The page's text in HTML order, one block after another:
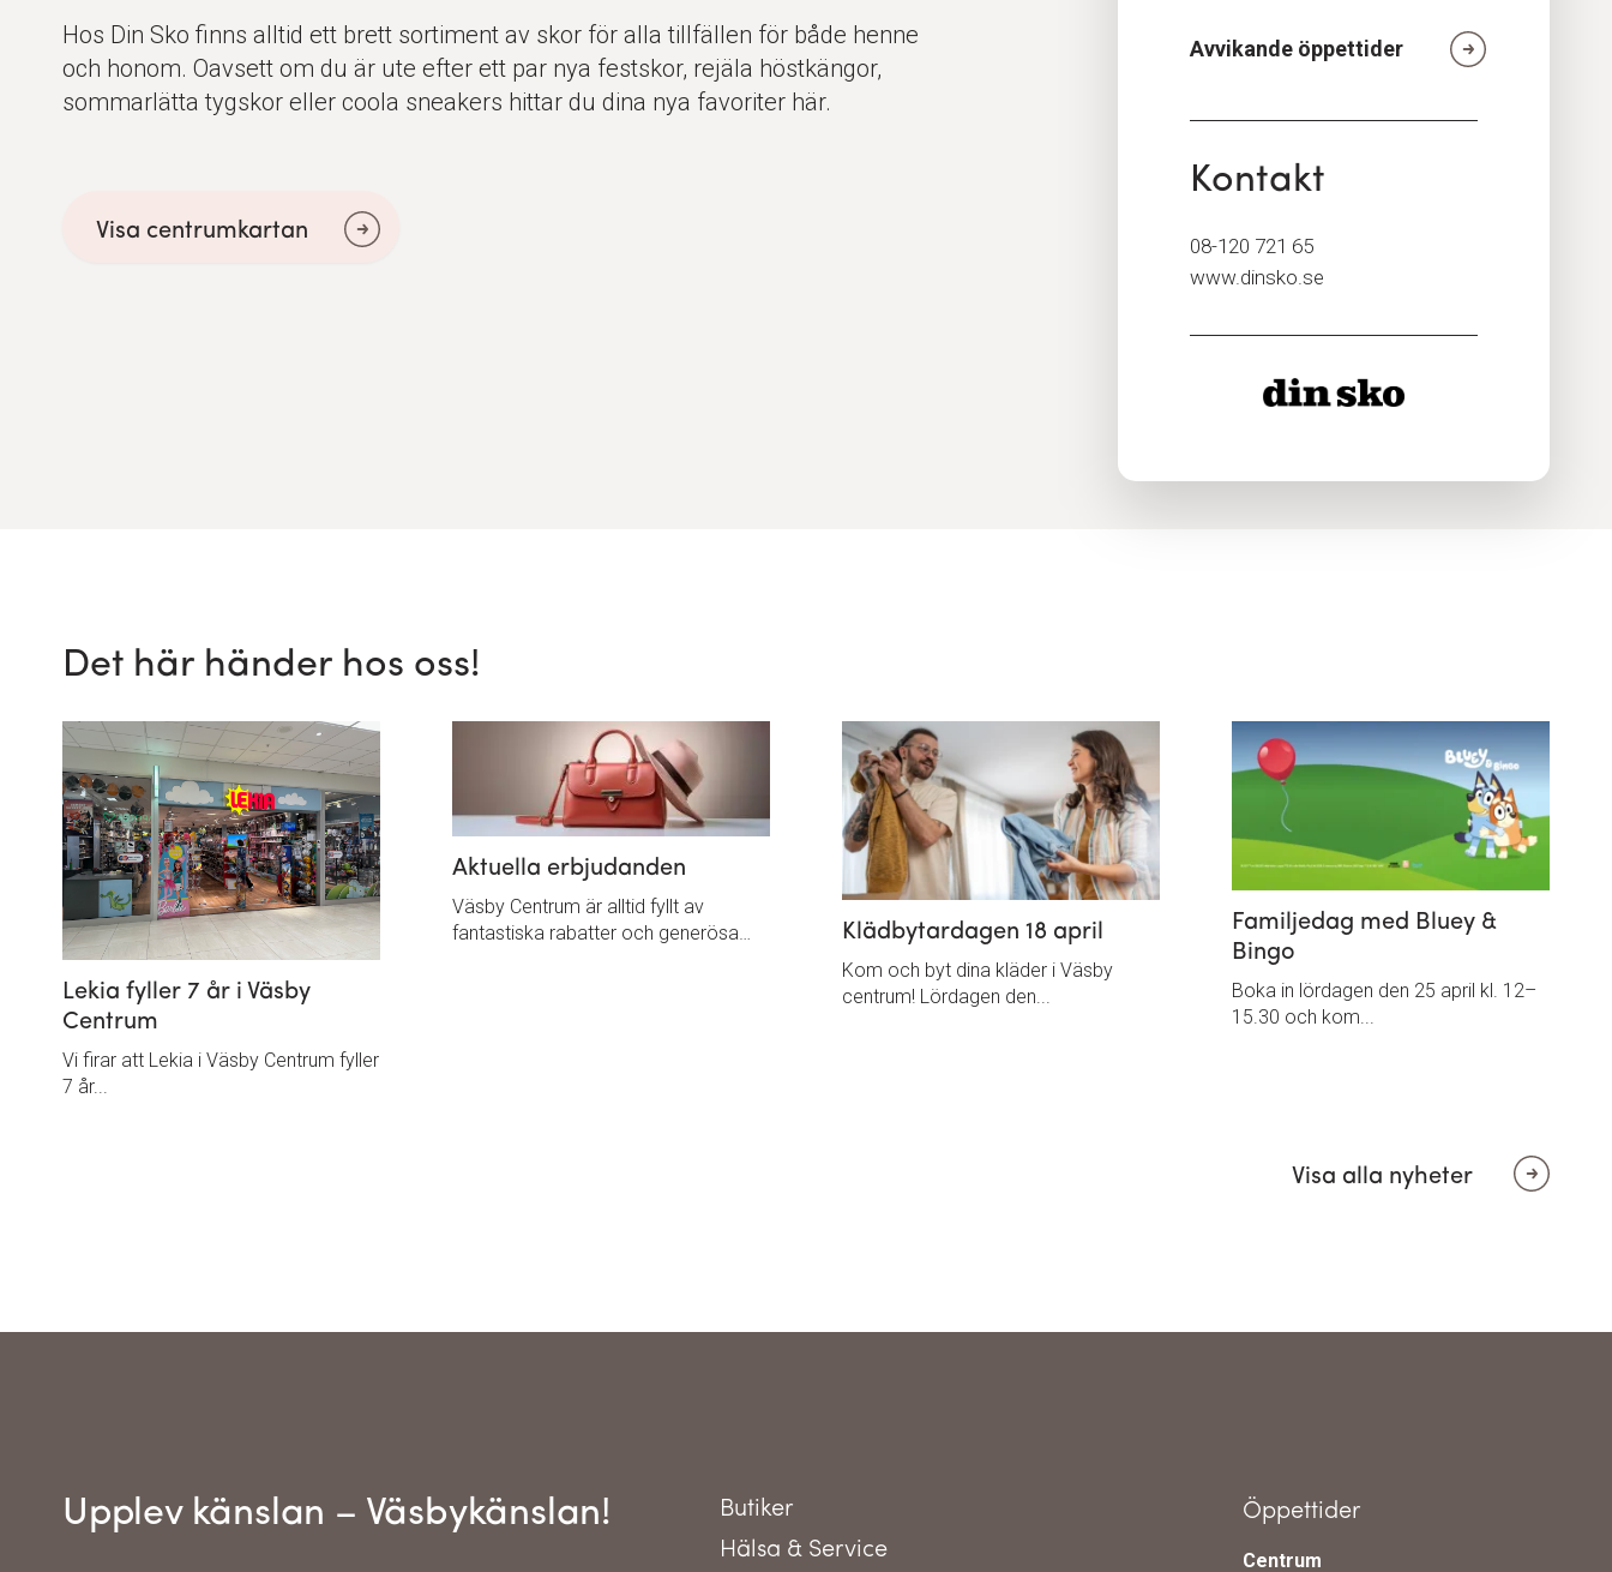
Hos Din Sko finns alltid ett brett sortiment av skor för alla tillfällen för både henne
och honom. Oavsett om du är ute efter ett par nya festskor, rejäla höstkängor,
sommarlätta tygskor eller coola sneakers hittar du dina nya favoriter här.
Visa centrumkartan
Avvikande öppettider
Kontakt
08-120 721 65
www.dinsko.se
Det här händer hos oss!
Lekia fyller 7 år i Väsby
Centrum
Vi firar att Lekia i Väsby Centrum fyller
7 år...
Aktuella erbjudanden
Väsby Centrum är alltid fyllt av
fantastiska rabatter och generösa…
Klädbytardagen 18 april
Kom och byt dina kläder i Väsby
centrum! Lördagen den...
Familjedag med Bluey &
Bingo
Boka in lördagen den 25 april kl. 12–
15.30 och kom...
Visa alla nyheter
Upplev känslan – Väsbykänslan!
Butiker
Hälsa & Service
Öppettider
Centrum